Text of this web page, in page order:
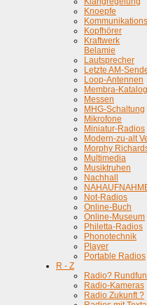
Knoepfe
Kopfhörer
Kraftwerk
Belamie
Lautsprecher
Letzte AM-
Loop-Antennen
Membra-Katalog
Messen
MHG-Schaltung
Mikrofone
Miniatur-Radios
Modern-zu-alt
Morphy
Multimedia
Musiktruhen
Nachhall
Not-Radios
Online-Buch
Online-Museum
Philetta-Radios
Phonotechnik
Player
Portable Radios
R - Z
Radio?
Radio-Kameras
Radio Zukunft ?